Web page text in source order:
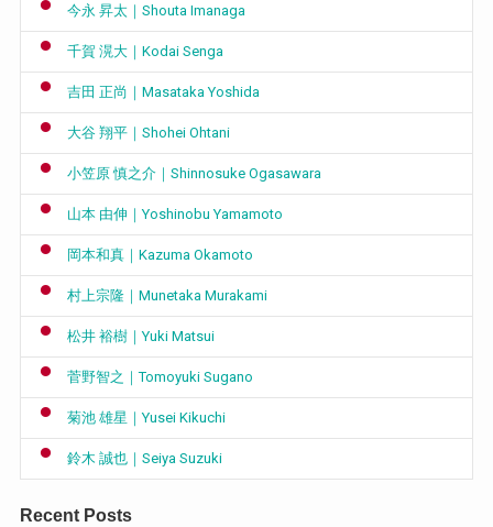
今永 昇太｜Shouta Imanaga
千賀 滉大｜Kodai Senga
吉田 正尚｜Masataka Yoshida
大谷 翔平｜Shohei Ohtani
小笠原 慎之介｜Shinnosuke Ogasawara
山本 由伸｜Yoshinobu Yamamoto
岡本和真｜Kazuma Okamoto
村上宗隆｜Munetaka Murakami
松井 裕樹｜Yuki Matsui
菅野智之｜Tomoyuki Sugano
菊池 雄星｜Yusei Kikuchi
鈴木 誠也｜Seiya Suzuki
Recent Posts